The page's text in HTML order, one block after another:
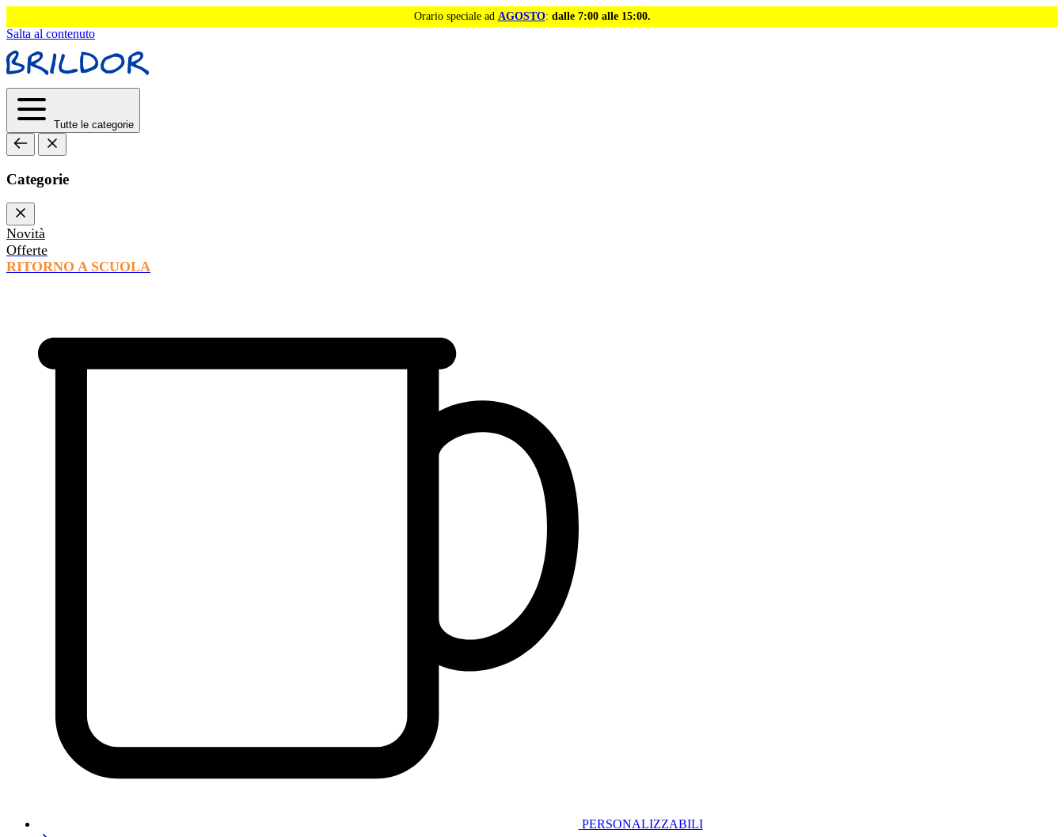
Orario speciale ad AGOSTO: dalle 7:00 alle 15:00.
Salta al contenuto
Tutte le categorie
Categorie
Novità
Offerte
RITORNO A SCUOLA
PERSONALIZZABILI